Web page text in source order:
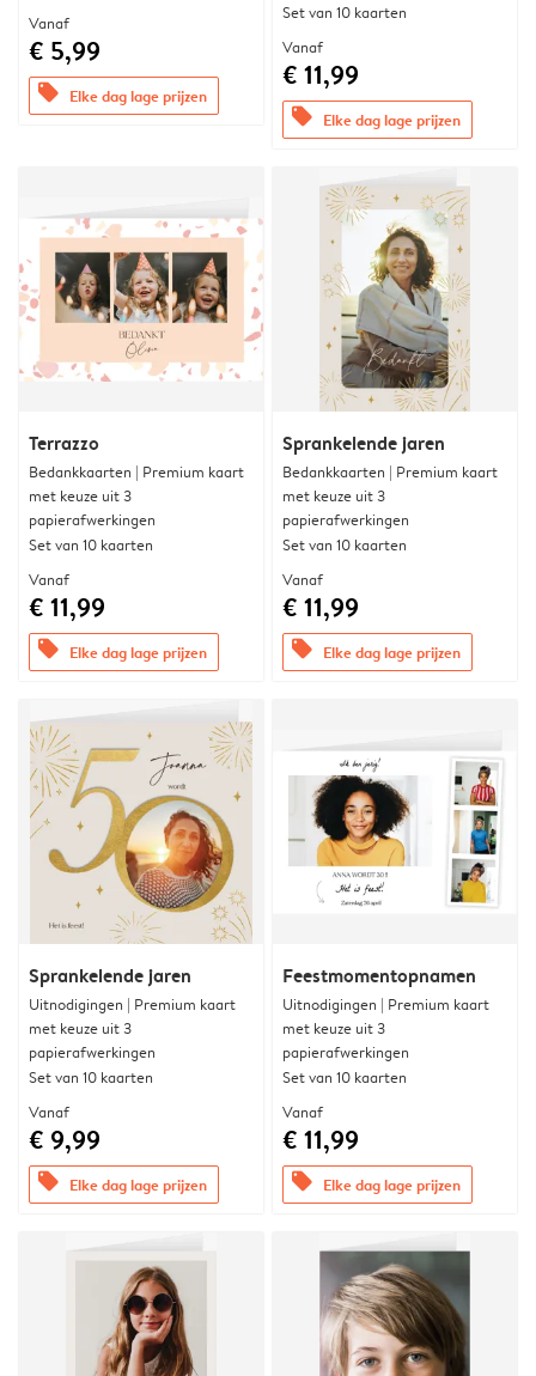
Vanaf
€ 5,99
offers Elke dag lage prijzen
Set van 10 kaarten
Vanaf
€ 11,99
offers Elke dag lage prijzen
Terrazzo
Bedankkaarten | Premium kaart
met keuze uit 3
papierafwerkingen
Set van 10 kaarten
Vanaf
€ 11,99
offers Elke dag lage prijzen
Sprankelende jaren
Bedankkaarten | Premium kaart
met keuze uit 3
papierafwerkingen
Set van 10 kaarten
Vanaf
€ 11,99
offers Elke dag lage prijzen
Sprankelende jaren
Uitnodigingen | Premium kaart
met keuze uit 3
papierafwerkingen
Set van 10 kaarten
Vanaf
€ 9,99
offers Elke dag lage prijzen
Feestmomentopnamen
Uitnodigingen | Premium kaart
met keuze uit 3
papierafwerkingen
Set van 10 kaarten
Vanaf
€ 11,99
offers Elke dag lage prijzen